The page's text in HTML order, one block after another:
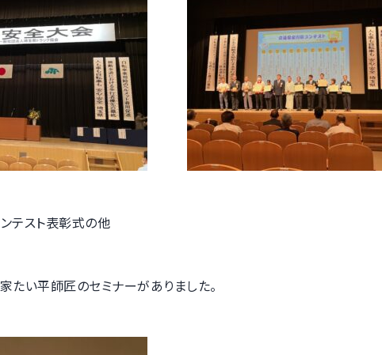
テスト表彰式の他
たい平師匠のセミナーがありました。